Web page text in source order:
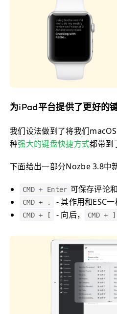
为iPad平台提供了更好的
我们设法做到了将我们
种强大的键盘快捷方式都带到
下面给出一部分Nozbe 3.8中
CMD + Enter 可保存评论
CMD + . - 其作用和ESC
CMD + [ - 向后， CMD + ]